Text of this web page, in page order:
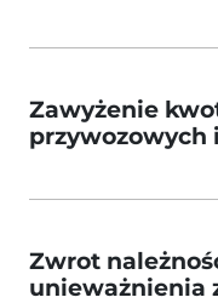
Zawyżenie
przywozowych
Zwrot
unieważnienia